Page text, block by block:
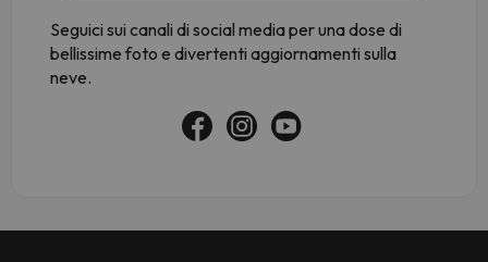
Seguici sui canali di social media per una dose di
bellissime foto e divertenti aggiornamenti sulla
neve.